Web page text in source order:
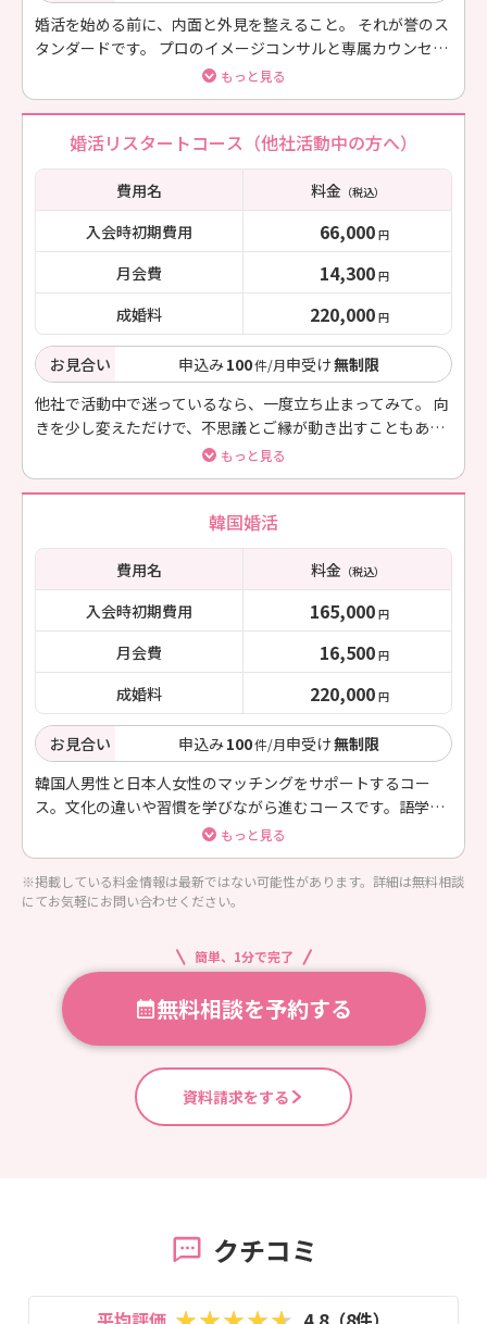
婚活を始める前に、内面と外見を整えること。 それが誉のス
タンダードです。 プロのイメージコンサルと専属カウンセラ
ーが伴走し、 「自分らしい魅力」を一緒に引き出していきま
す。
もっと見る
婚活リスタートコース（他社活動中の方へ）
費用名 料金（税込）
入会時初期費用 66,000 円
月会費 14,300 円
成婚料 220,000 円
お見合い 申込み100件/月申受け無制限
他社で活動中で迷っているなら、一度立ち止まってみて。 向
きを少し変えただけで、不思議とご縁が動き出すこともある
の。 頑張ってきた時間を大切に、今のあなたに合う婚活へ整
え直します。
もっと見る
韓国婚活
費用名 料金（税込）
入会時初期費用 165,000 円
月会費 16,500 円
成婚料 220,000 円
お見合い 申込み100件/月申受け無制限
韓国人男性と日本人女性のマッチングをサポートするコー
ス。文化の違いや習慣を学びながら進むコースです。語学力
などでサポート内容が変わります。
もっと見る
※掲載している料金情報は最新ではない可能性があります。詳細は無料相談
にてお気軽にお問い合わせください。
簡単、1分で完了
無料相談を予約する
資料請求をする
クチコミ